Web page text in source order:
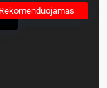
Rekomenduojamas